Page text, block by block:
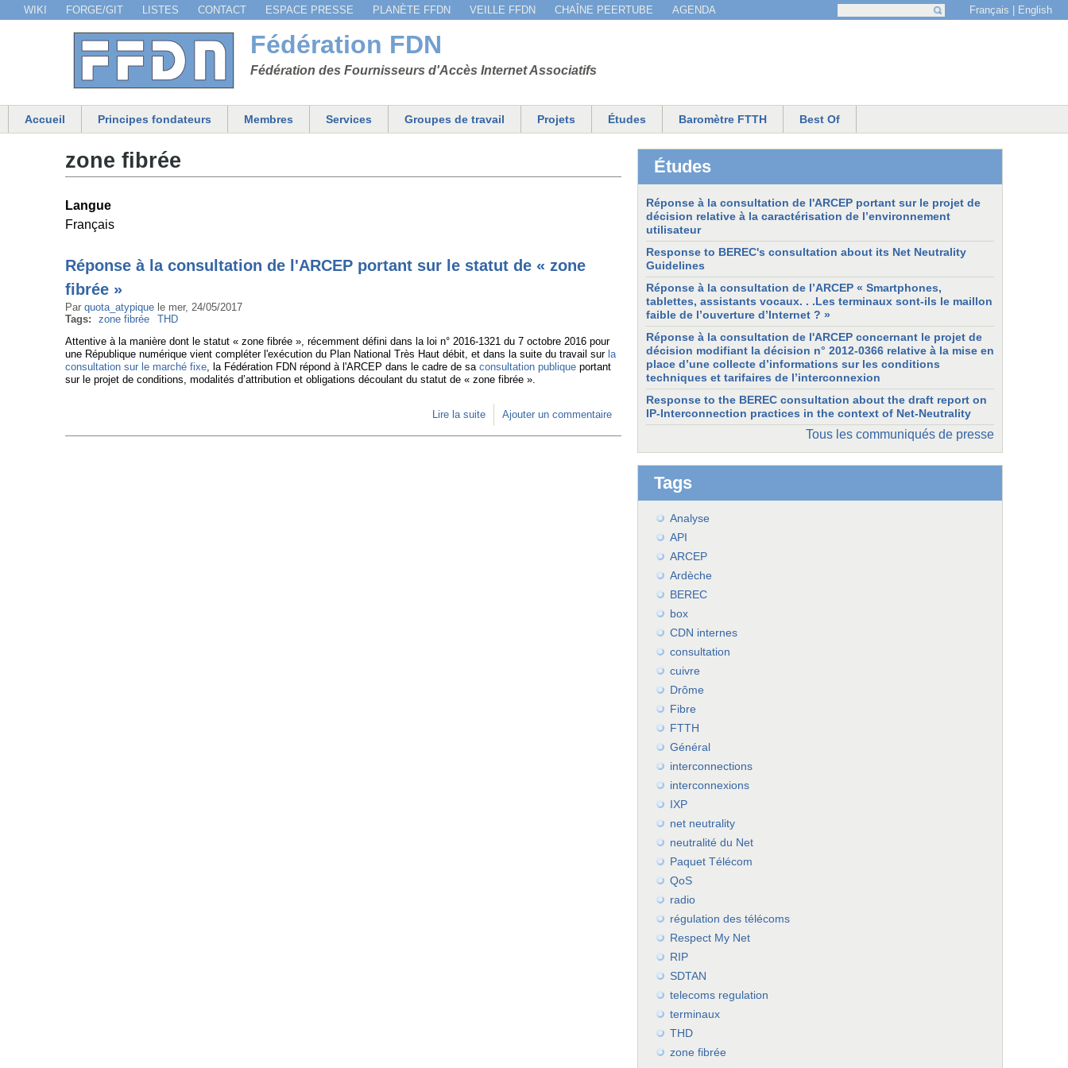
Jump to navigation
Fédération FDN
Fédération des Fournisseurs d'Accès Internet Associatifs
Menu secondaire
WIKI FORGE/GIT LISTES CONTACT ESPACE PRESSE PLANÈTE FFDN VEILLE FFDN CHAÎNE PEERTUBE AGENDA
Formulaire de recherche
Français English
Menu principal
Accueil Principes fondateurs Membres Services Groupes de travail Projets Études Baromètre FTTH Best Of
zone fibrée
Langue
Français
Réponse à la consultation de l'ARCEP portant sur le statut de « zone
fibrée »
Par quota_atypique le mer, 24/05/2017
Tags:
zone fibrée
THD
Attentive à la manière dont le statut « zone fibrée », récemment défini dans la loi n° 2016-1321 du 7 octobre 2016 pour
une République numérique vient compléter l'exécution du Plan National Très Haut débit, et dans la suite du travail sur la
consultation sur le marché fixe, la Fédération FDN répond à l'ARCEP dans le cadre de sa consultation publique portant
sur le projet de conditions, modalités d’attribution et obligations découlant du statut de « zone fibrée ».
Lire la suite de Réponse à la consultation
de l'ARCEP portant sur le
Ajouter un commentaire
Études
Réponse à la consultation de l'ARCEP portant sur le projet de
décision relative à la caractérisation de l’environnement
utilisateur
Response to BEREC's consultation about its Net Neutrality
Guidelines
Réponse à la consultation de l’ARCEP « Smartphones,
tablettes, assistants vocaux. . .Les terminaux sont-ils le maillon
faible de l’ouverture d’Internet ? »
Réponse à la consultation de l'ARCEP concernant le projet de
décision modifiant la décision n° 2012-0366 relative à la mise en
place d’une collecte d’informations sur les conditions
techniques et tarifaires de l’interconnexion
Response to the BEREC consultation about the draft report on
IP-Interconnection practices in the context of Net-Neutrality
Tous les communiqués de presse
Tags
Analyse
API
ARCEP
Ardèche
BEREC
box
CDN internes
consultation
cuivre
Drôme
Fibre
FTTH
Général
interconnections
interconnexions
IXP
net neutrality
neutralité du Net
Paquet Télécom
QoS
radio
régulation des télécoms
Respect My Net
RIP
SDTAN
telecoms regulation
terminaux
THD
zone fibrée